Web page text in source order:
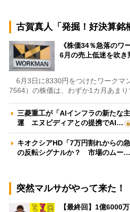
古賀真人「発掘！好決算銘
《株価34％急落のワ
6月の売上低迷を吹
6月3日に8330円をつけたワークマ
7564）の株価は、わずか1カ月あま
三菱重工が「AIインフラの新たな
運 エヌビディアとの提携でAI…
キオクシアHD「7万円割れからの
の反転シグナルか？ 市場のムー…
突然マルサがやって来た！
【最終回】1億6000